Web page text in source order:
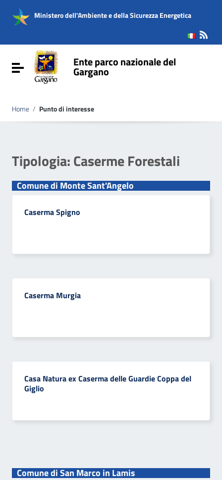
Vai al menu di navigazione
Vai al footer
Ministero dell'Ambiente e della Sicurezza Energetica
Attiva / disattiva la navigazioneEnte parco nazionale del
Gargano
Home / Punto di interesse
Tipologia:Caserme Forestali
Comune di Monte Sant'Angelo
Caserma Spigno
Caserma Murgia
Casa Natura ex Caserma delle Guardie Coppa del
Giglio
Comune di San Marco in Lamis